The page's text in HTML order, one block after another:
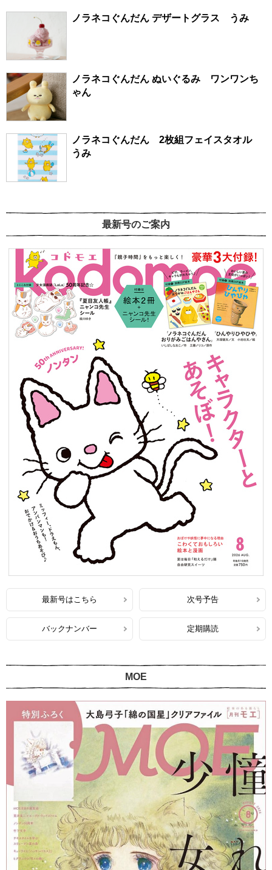
ノラネコぐんだん デザートグラス うみ
ノラネコぐんだん ぬいぐるみ ワンワンち
ゃん
ノラネコぐんだん 2枚組フェイスタオル
うみ
最新号のご案内
最新号はこちら 次号予告
バックナンバー 定期購読
MOE